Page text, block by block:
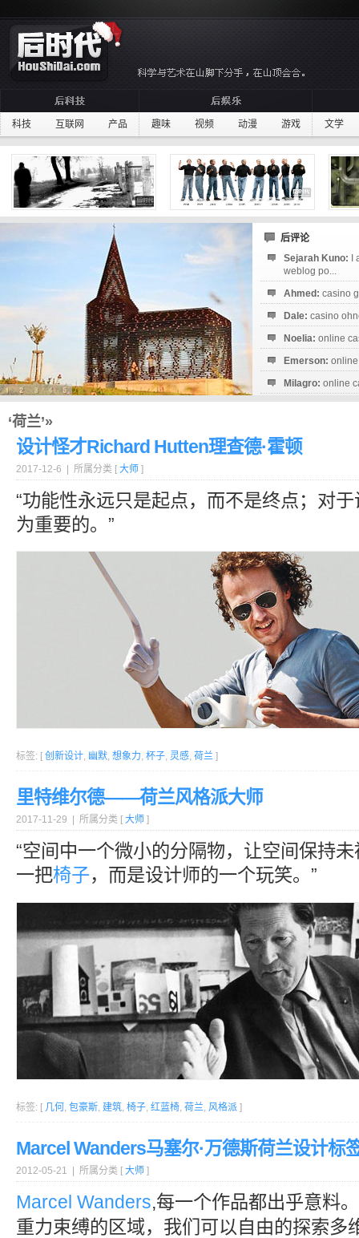
科技 互联网 产品 趣味 视频 动漫 游戏 文学
后评论
Sejarah Kuno:
weblog po...
Ahmed: casino
Dale: casino
Noelia: online
Emerson:
Milagro: online
‘荷兰’»
设计怪才Richard Hutten理查德·霍顿
2017-12-6 | 所属分类 [ 大师 ]
“功能性永远只是起点，而不是终点；对
为重要的。”
标签: [ 创新设计, 幽默, 想象力, 杯子, 灵感, 荷兰 ]
里特维尔德——荷兰风格派大师
2017-11-29 | 所属分类 [ 大师 ]
“空间中一个微小的分隔物，让空间保持
一把椅子，而是设计师的一个玩笑。”
标签: [ 几何 , 包豪斯, 建筑, 椅子, 红蓝椅, 荷兰, 风格派 ]
Marcel Wanders马塞尔·万德斯荷兰设计标
2012-05-21 | 所属分类 [ 大师 ]
Marcel Wanders,每一个作品都出乎意料
重力束缚的区域，我们可以自由的探索多